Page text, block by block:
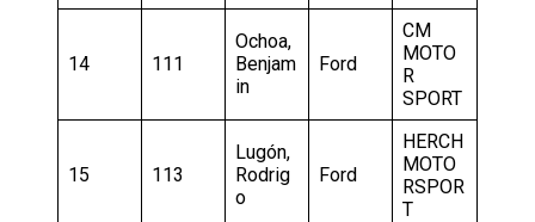
14 111
Ochoa,
Benjam
in
Ford
CM
MOTO
R
SPORT
15 113
Lugón,
Rodrig
o
Ford
HERCH
MOTO
RSPOR
T